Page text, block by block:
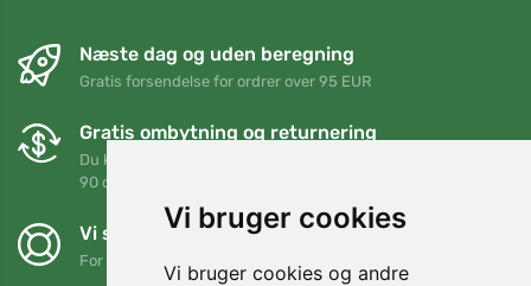
Vi bruger cookies
Vi bruger cookies og andre
Næste dag og uden beregning
Gratis forsendelse for ordrer over 95 EUR
Gratis ombytning og returnering
Du kan returnere eller bytte din ordre når som helst inden for
90 dage
Vi støtter Trees.org
For hver ordre planter vi et træ! Læs mere